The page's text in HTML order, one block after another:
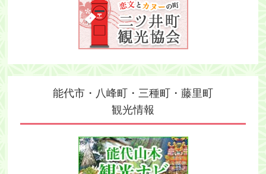
能代市・八峰町・三種町・藤里町
観光情報